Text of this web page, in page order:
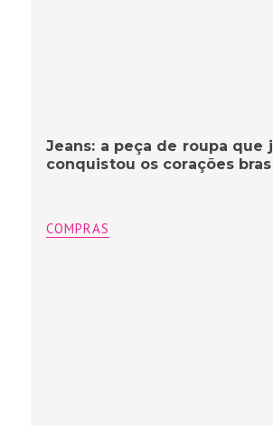
Jeans: a peça de roupa que
conquistou os corações
COMPRAS